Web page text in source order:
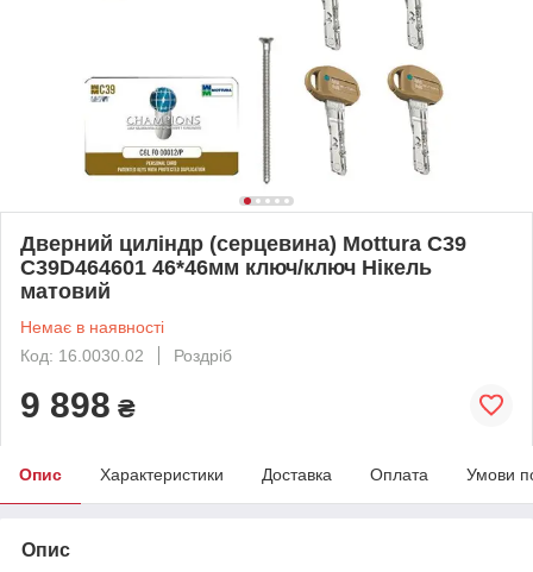
Дверний циліндр (серцевина) Mottura C39
C39D464601 46*46мм ключ/ключ Нікель
матовий
Немає в наявності
Код: 16.0030.02
Роздріб
9 898 ₴
Опис Характеристики Доставка Оплата Умови
Опис